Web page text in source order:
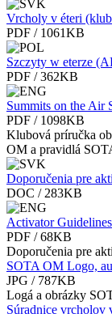
Vrcholy v éteri
PDF / 1061KB
Szczyty w eterze
PDF / 362KB
Summits on the Air
PDF / 1098KB
Klubová príručka
OM a pravidlá
Doporučenia pre
DOC / 283KB
Activator Guidelines
PDF / 68KB
Doporučenia pre
SOTA OM Logo,
JPG / 787KB
Logá a obrázky
Súradnice